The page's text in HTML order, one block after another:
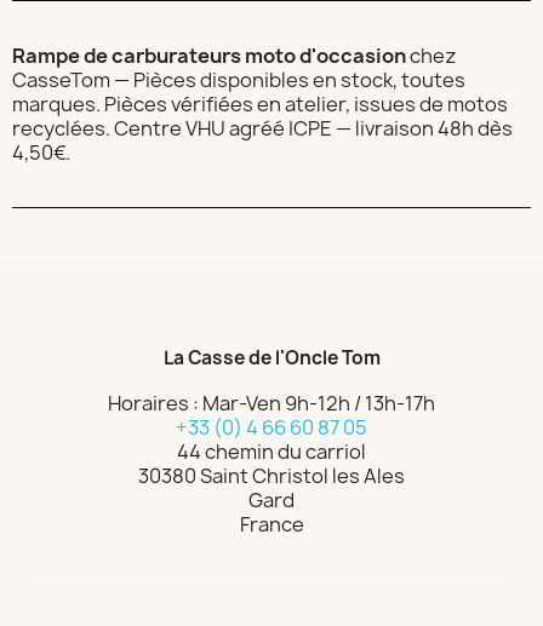
Rampe de carburateurs moto d'occasionchez
CasseTom — Pièces disponibles en stock, toutes
marques. Pièces vérifiées en atelier, issues de motos
recyclées. Centre VHU agréé ICPE — livraison 48h dès
4,50€.
La Casse de l'Oncle Tom
Horaires : Mar-Ven 9h-12h / 13h-17h
+33 (0) 4 66 60 87 05
44 chemin du carriol
30380 Saint Christol les Ales
Gard
France